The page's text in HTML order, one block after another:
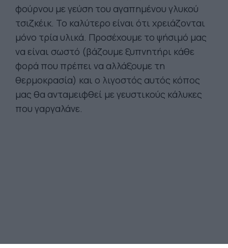
φούρνου με γεύση του αγαπημένου γλυκού
τσιζκέικ. Το καλύτερο είναι ότι χρειάζονται
μόνο τρία υλικά. Προσέχουμε το ψήσιμό μας
να είναι σωστό (βάζουμε ξυπνητήρι κάθε
φορά που πρέπει να αλλάξουμε τη
θερμοκρασία) και ο λιγοστός αυτός κόπος
μας θα ανταμειφθεί με γευστικούς κάλυκες
που γαργαλάνε.